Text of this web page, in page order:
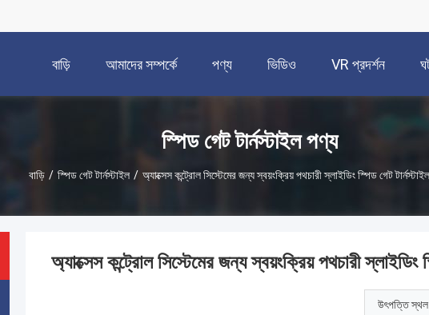
বাড়ি আমাদের সম্পর্কে পণ্য ভিডিও VR প্রদর্শন
স্পিড গেট টার্নস্টাইল পণ্য
বাড়ি / স্পিড গেট টার্নস্টাইল / অ্যাক্সেস কন্ট্রোল সিস্টেমের জন্য স্বয়ংক্রিয় পথচারী স্লাইডিং স্পিড গেট
অ্যাক্সেস কন্ট্রোল সিস্টেমের জন্য স্বয়ংক্রিয় পথচারী
উৎপত্তি স্থল